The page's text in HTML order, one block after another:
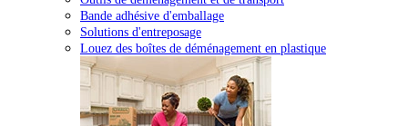
Bande adhésive d'emballage
Solutions d'entreposage
Louez des boîtes de déménagement en plastique